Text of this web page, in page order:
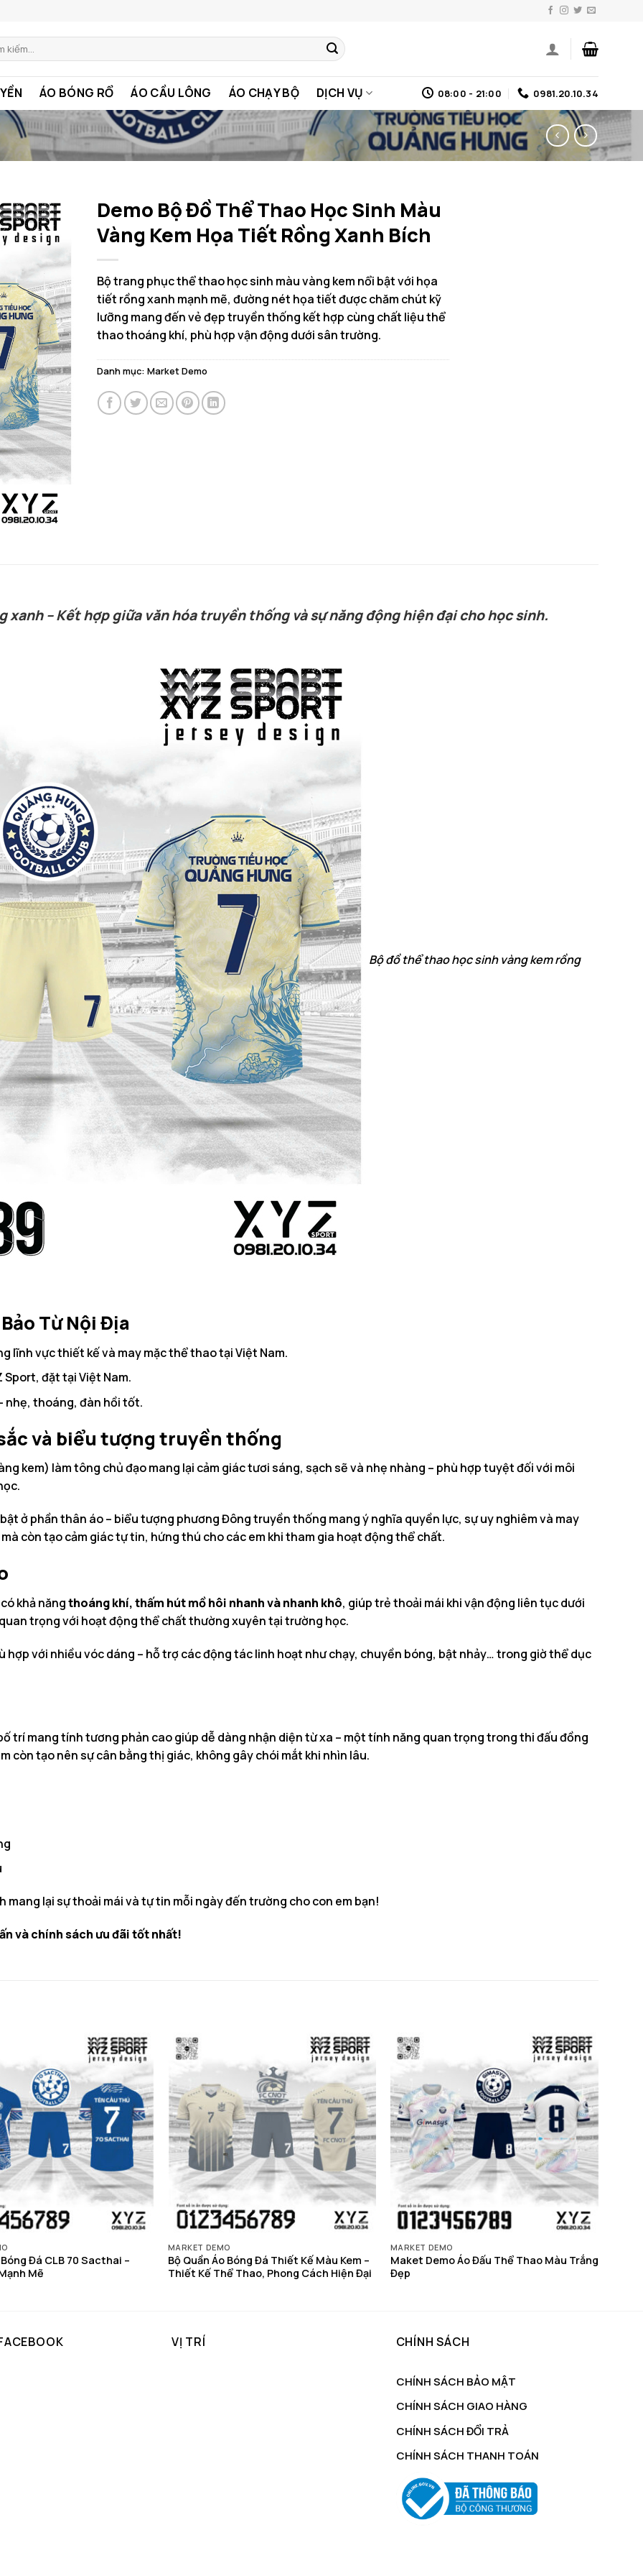
ÁO BÓNG RỔ ÁO CẦU LÔNG ÁO CHẠY BỘ DỊCH VỤ 08:00 - 21:00 0981.20.10.34
Demo Bộ Đồ Thể Thao Học Sinh Màu
Vàng Kem Họa Tiết Rồng Xanh Bích
Bộ trang phục thể thao học sinh màu vàng kem nổi bật với họa
tiết rồng xanh mạnh mẽ, đường nét họa tiết được chăm chút kỹ
lưỡng mang đến vẻ đẹp truyền thống kết hợp cùng chất liệu thể
thao thoáng khí, phù hợp vận động dưới sân trường.
Danh mục: Market Demo
– Kết hợp giữa văn hóa truyền thống và sự năng động hiện đại cho học sinh.
Bộ đồ thể thao học sinh vàng kem rồng
Từ Nội Địa
lĩnh vực thiết kế và may mặc thể thao tại Việt Nam.
đặt tại Việt Nam.
nhẹ, thoáng, đàn hồi tốt.
và biểu tượng truyền thống
kem) làm tông chủ đạo mang lại cảm giác tươi sáng, sạch sẽ và nhẹ nhàng – phù hợp tuyệt đối với môi
ở phần thân áo – biểu tượng phương Đông truyền thống mang ý nghĩa quyền lực, sự uy nghiêm và may
còn tạo cảm giác tự tin, hứng thú cho các em khi tham gia hoạt động thể chất.
khả năngthoáng khí, thấm hút mồ hôi nhanh và nhanh khô, giúp trẻ thoải mái khi vận động liên tục dưới
trọng với hoạt động thể chất thường xuyên tại trường học.
hợp với nhiều vóc dáng – hỗ trợ các động tác linh hoạt như chạy, chuyền bóng, bật nhảy… trong giờ thể dục
trí mang tính tương phản cao giúp dễ dàng nhận diện từ xa – một tính năng quan trọng trong thi đấu đồng
còn tạo nên sự cân bằng thị giác, không gây chói mắt khi nhìn lâu.
lại sự thoải mái và tự tin mỗi ngày đến trường cho con em bạn!
và chính sách ưu đãi tốt nhất!
Đá CLB 70 Sacthai –
Mẽ
MARKET DEMO
Bộ Quần Áo Bóng Đá Thiết Kế Màu Kem –
Thiết Kế Thể Thao, Phong Cách Hiện Đại
MARKET DEMO
Maket Demo Áo Đấu Thể Thao Màu Trắng
Đẹp
VỊ TRÍ CHÍNH SÁCH
CHÍNH SÁCH BẢO MẬT
CHÍNH SÁCH GIAO HÀNG
CHÍNH SÁCH ĐỔI TRẢ
CHÍNH SÁCH THANH TOÁN